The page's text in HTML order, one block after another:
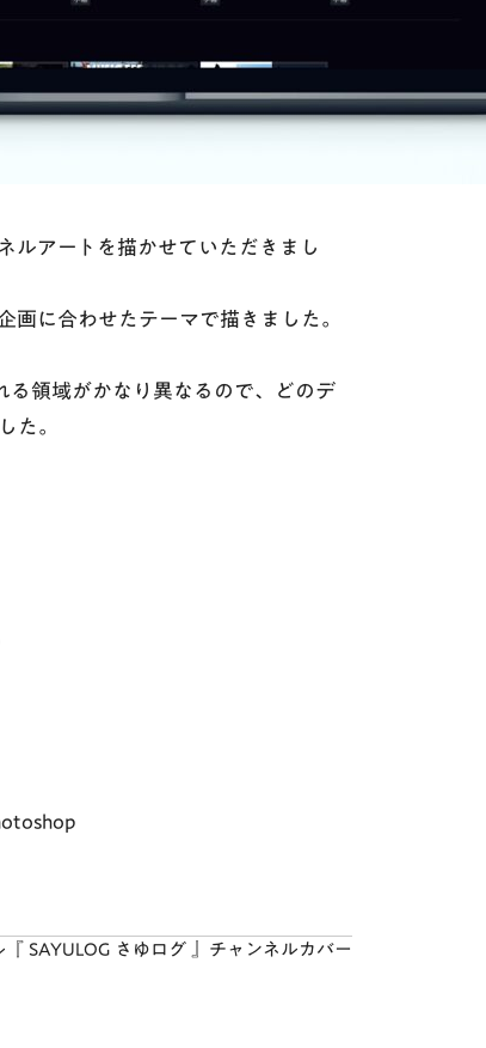
ルアートを描かせていただきまし
に合わせたテーマで描きました。
領域がかなり異なるので、どのデ
。
SAYULOG さゆログ 』チャンネルカバー